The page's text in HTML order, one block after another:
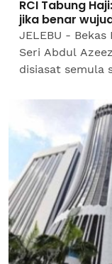
RCI Tabung
jika benar
JELEBU -
Seri Abdul
disiasat semula
Suruhanjaya